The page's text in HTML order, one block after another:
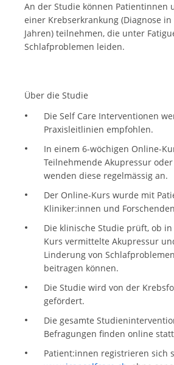
An der Studie können Patientinnen
einer Krebserkrankung (Diagnose
Jahren) teilnehmen, die unter
Schlafproblemen leiden.
Über die Studie
Die Self Care Interventionen
Praxisleitlinien empfohlen.
In einem 6-wöchigen Online-
Teilnehmende Akupressur
wenden diese regelmässig an.
Der Online-Kurs wurde mit
Kliniker:innen und
Die klinische Studie prüft, ob
Kurs vermittelte Akupressur
Linderung von
beitragen können.
Die Studie wird von der
gefördert.
Die gesamte
Befragungen finden online
Patient:innen registrieren sich